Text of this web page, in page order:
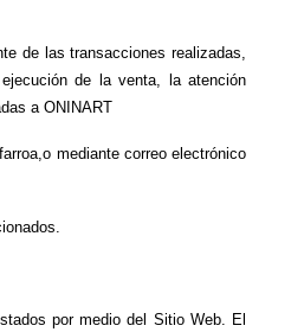
de las transacciones realizadas,
de la venta, la atención
a ONINART
mediante correo electrónico
por medio del Sitio Web. El